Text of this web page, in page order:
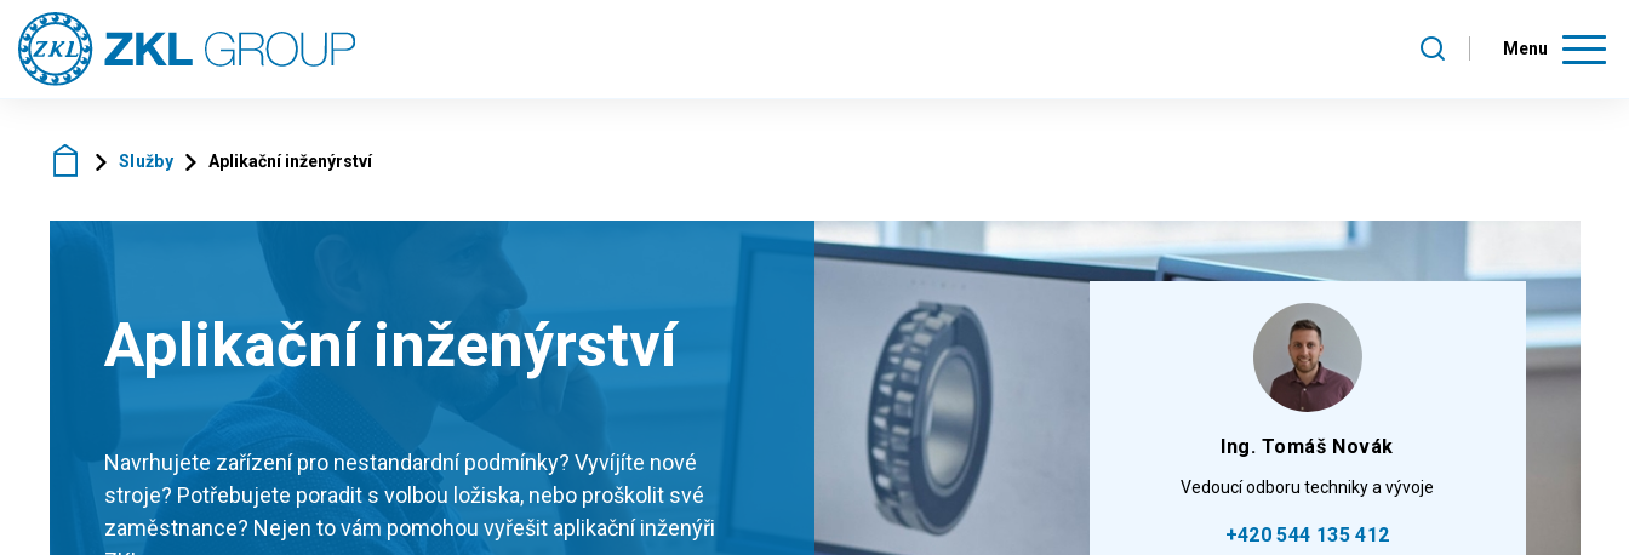
Menu
Služby Aplikační inženýrství
Aplikační inženýrství
Navrhujete zařízení pro nestandardní podmínky? Vyvíjíte nové
stroje? Potřebujete poradit s volbou ložiska, nebo proškolit své
zaměstnance? Nejen to vám pomohou vyřešit aplikační inženýři
Ing. Tomáš Novák
Vedoucí odboru techniky a vývoje
+420 544 135 412